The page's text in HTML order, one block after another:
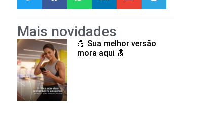
Mais novidades
💪 Sua melhor versão
mora aqui 🔝